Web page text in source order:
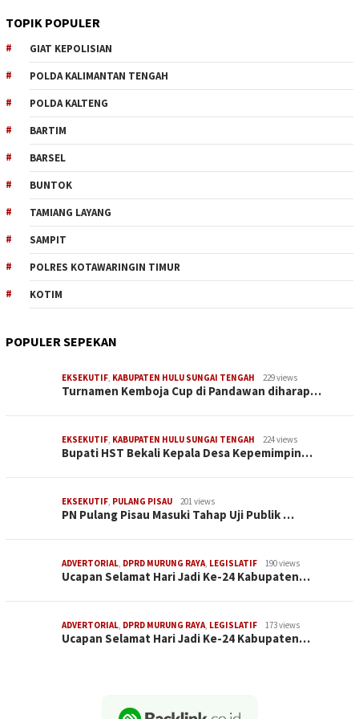
TOPIK POPULER
GIAT KEPOLISIAN
POLDA KALIMANTAN TENGAH
POLDA KALTENG
BARTIM
BARSEL
BUNTOK
TAMIANG LAYANG
SAMPIT
POLRES KOTAWARINGIN TIMUR
KOTIM
POPULER SEPEKAN
EKSEKUTIF, KABUPATEN HULU SUNGAI TENGAH 229 views
Turnamen Kemboja Cup di Pandawan diharap…
EKSEKUTIF, KABUPATEN HULU SUNGAI TENGAH 224 views
Bupati HST Bekali Kepala Desa Kepemimpin…
EKSEKUTIF, PULANG PISAU 201 views
PN Pulang Pisau Masuki Tahap Uji Publik …
ADVERTORIAL, DPRD MURUNG RAYA, LEGISLATIF 190 views
Ucapan Selamat Hari Jadi Ke-24 Kabupaten…
ADVERTORIAL, DPRD MURUNG RAYA, LEGISLATIF 173 views
Ucapan Selamat Hari Jadi Ke-24 Kabupaten…